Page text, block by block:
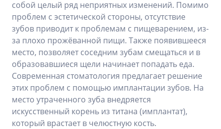
собой целый ряд неприятных изменений. Помимо
проблем с эстетической стороны, отсутствие
зубов приводит к проблемам с пищеварением, из-
за плохо прожёванной пищи. Также появившееся
место, позволяет соседним зубам смещаться и в
образовавшиеся щели начинает попадать еда.
Современная стоматология предлагает решение
этих проблем с помощью имплантации зубов. На
место утраченного зуба внедряется
искусственный корень из титана (имплантат),
который врастает в челюстную кость.